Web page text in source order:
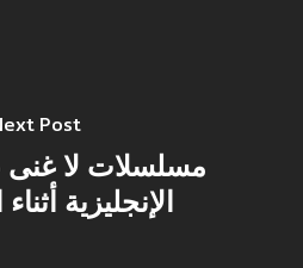
Post
الإنجليزية